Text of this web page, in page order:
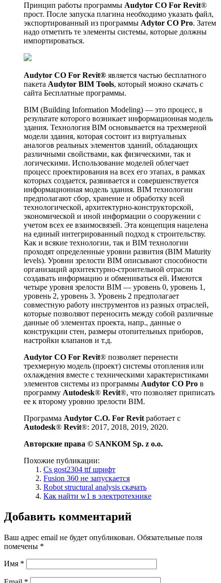
Принцип работы программы Audytor CO For Revit®
прост. После запуска плагина необходимо указать файл,
экспортированный из программы Adytor CO Pro. Затем
надо отметить те элементы системы, которые должны
импортироваться.
Audytor CO For Revit® является частью бесплатного
пакета Audytor BIM Tools, который можно скачать с
сайта Бесплатные программы.
BIM (Building Information Modeling) — это процесс, в
результате которого возникает информационная модель
здания. Технология BIM основывается на трехмерной
модели здания, которая состоит из виртуальных
аналогов реальных элементов зданий, обладающих
различными свойствами, как физическими, так и
логическими. Использование моделей облегчает
процесс проектирования на всех его этапах, в рамках
которых создается, развивается и совершенствуется
информационная модель здания. BIM технологии
предполагают сбор, хранение и обработку всей
технологической, архитектурно-конструкторской,
экономической и иной информации о сооружении с
учетом всех ее взаимосвязей. Эта концепция нацелена
на единый интегрированный подход к строительству.
Как и всякие технологии, так и BIM технологии
проходят определенные уровни развития (BIM Maturity
levels). Уровни зрелости BIM описывают способности
организаций архитектурно-строительной отрасли
создавать информацию и обмениваться ей. Имеются
четыре уровня зрелости BIM — уровень 0, уровень 1,
уровень 2, уровень 3. Уровень 2 предполагает
совместную работу инструментов из разных отраслей,
которые позволяют переносить между собой различные
данные об элементах проекта, напр., данные о
конструкции стен, размеры отопительных приборов,
настройки клапанов и т.д.
Audytor CO For Revit® позволяет перенести
трехмерную модель (проект) системы отопления или
охлаждения вместе с техническими характеристиками
элементов системы из программы Audytor CO Pro в
программу Autodesk® Revit®, что позволяет приписать
ее к второму уровню зрелости BIM.
Программа Audytor C.O. For Revit работает с
Autodesk® Revit®: 2017, 2018, 2019, 2020.
Авторские права © SANKOM Sp. z o.o.
Похожие публикации:
Cs gost2304 ttf шрифт
Fusion 360 не запускается
Robot structural analysis скачать
Как найти w1 в электротехнике
Добавить комментарий
Ваш адрес email не будет опубликован. Обязательные поля
помечены *
Имя *